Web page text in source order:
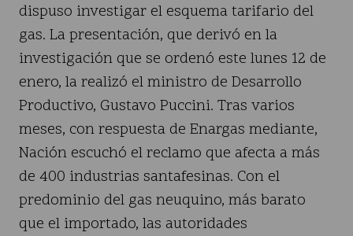
dispuso investigar el esquema tarifario del
gas. La presentación, que derivó en la
investigación que se ordenó este lunes 12 de
enero, la realizó el ministro de Desarrollo
Productivo, Gustavo Puccini. Tras varios
meses, con respuesta de Enargas mediante,
Nación escuchó el reclamo que afecta a más
de 400 industrias santafesinas. Con el
predominio del gas neuquino, más barato
que el importado, las autoridades